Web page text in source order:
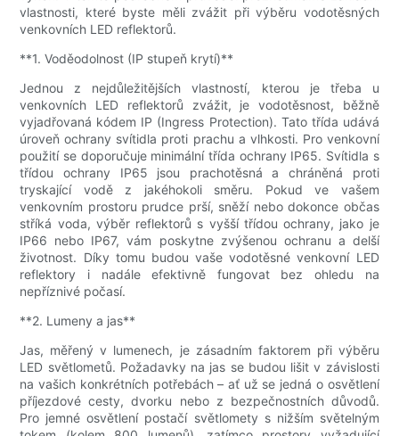
vlastnosti, které byste měli zvážit při výběru vodotěsných
venkovních LED reflektorů.
**1. Voděodolnost (IP stupeň krytí)**
Jednou z nejdůležitějších vlastností, kterou je třeba u
venkovních LED reflektorů zvážit, je vodotěsnost, běžně
vyjadřovaná kódem IP (Ingress Protection). Tato třída udává
úroveň ochrany svítidla proti prachu a vlhkosti. Pro venkovní
použití se doporučuje minimální třída ochrany IP65. Svítidla s
třídou ochrany IP65 jsou prachotěsná a chráněná proti
tryskající vodě z jakéhokoli směru. Pokud ve vašem
venkovním prostoru prudce prší, sněží nebo dokonce občas
stříká voda, výběr reflektorů s vyšší třídou ochrany, jako je
IP66 nebo IP67, vám poskytne zvýšenou ochranu a delší
životnost. Díky tomu budou vaše vodotěsné venkovní LED
reflektory i nadále efektivně fungovat bez ohledu na
nepříznivé počasí.
**2. Lumeny a jas**
Jas, měřený v lumenech, je zásadním faktorem při výběru
LED světlometů. Požadavky na jas se budou lišit v závislosti
na vašich konkrétních potřebách – ať už se jedná o osvětlení
příjezdové cesty, dvorku nebo z bezpečnostních důvodů.
Pro jemné osvětlení postačí světlomety s nižším světelným